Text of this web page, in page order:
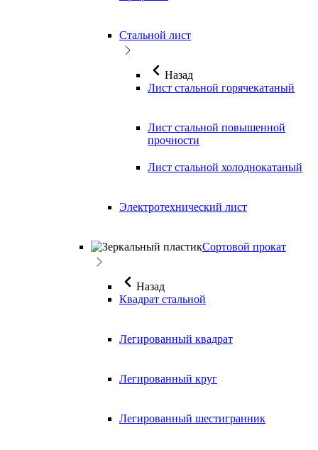
Стальной лист
Назад
Лист стальной горячекатаный
Лист стальной повышенной
прочности
Лист стальной холоднокатаный
Электротехнический лист
Сортовой прокат
Назад
Квадрат стальной
Легированный квадрат
Легированный круг
Легированный шестигранник